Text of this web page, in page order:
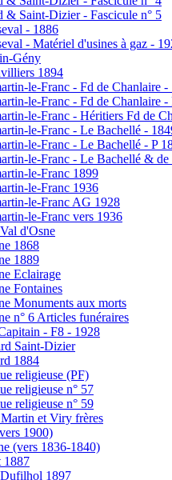
& Saint-Dizier - Fascicule n° 5
- 1886
- Matériel d'usines à gaz -
Gény
1894
le-Franc - Fd de Chanlaire -
le-Franc - Fd de Chanlaire -
le-Franc - Héritiers Fd de
le-Franc - Le Bachellé -
le-Franc - Le Bachellé - P
le-Franc - Le Bachellé & de
le-Franc 1899
le-Franc 1936
le-Franc AG 1928
le-Franc vers 1936
d'Osne
1868
1889
Eclairage
Fontaines
Monuments aux morts
n° 6 Articles funéraires
- F8 - 1928
Saint-Dizier
1884
religieuse (PF)
religieuse n° 57
religieuse n° 59
et Viry frères
1900)
(vers 1836-1840)
1887
1897